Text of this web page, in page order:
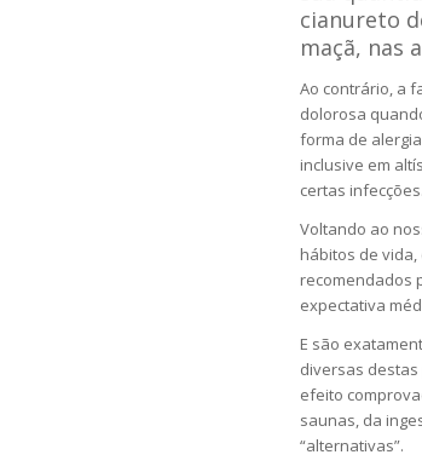
cianureto
maçã, nas
Ao contrário, a
dolorosa
forma de
inclusive em
certas infecções.
Voltando ao
hábitos de
recomendados
expectativa
E são
diversas destas
efeito
saunas, da
“alternativas”.